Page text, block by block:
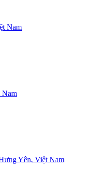
Nam
Nam
Yên, Việt Nam